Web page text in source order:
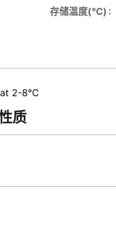
存储温度(℃)
at 2-8℃
质